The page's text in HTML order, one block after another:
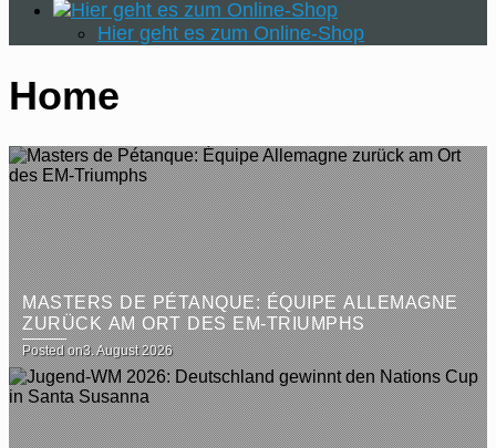
Hier geht es zum Online-Shop
Home
MASTERS DE PÉTANQUE: ÉQUIPE ALLEMAGNE
ZURÜCK AM ORT DES EM-TRIUMPHS
Posted on3. August 2026